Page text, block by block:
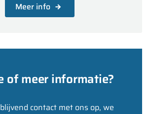
Meer info
of meer informatie?
contact met ons op, we